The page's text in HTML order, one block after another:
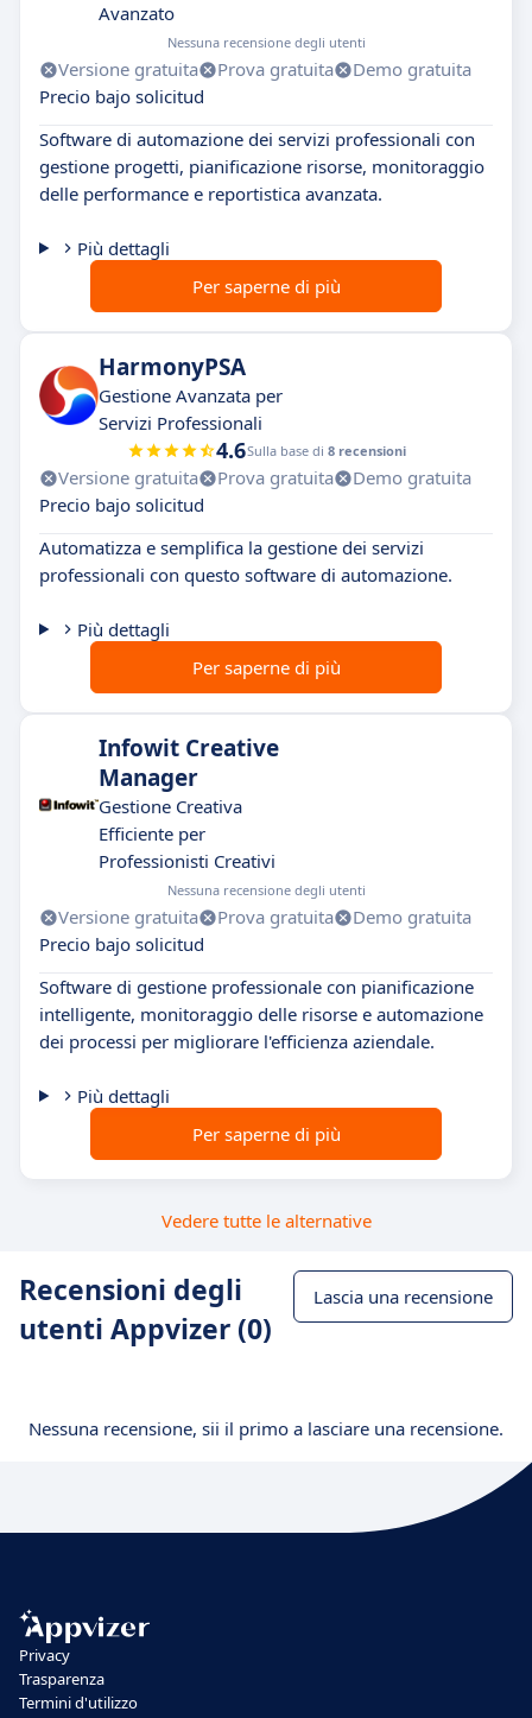
Avanzato
Nessuna recensione degli utenti
Versione gratuita Prova gratuita
Demo gratuita
Precio bajo solicitud
Software di automazione dei servizi professionali con
gestione progetti, pianificazione risorse, monitoraggio
delle performance e reportistica avanzata.
Più dettagli
Per saperne di più
HarmonyPSA
Gestione Avanzata per
Servizi Professionali
4.6Sulla base di 8 recensioni
Versione gratuita Prova gratuita
Demo gratuita
Precio bajo solicitud
Automatizza e semplifica la gestione dei servizi
professionali con questo software di automazione.
Più dettagli
Per saperne di più
Infowit Creative
Manager
Gestione Creativa
Efficiente per
Professionisti Creativi
Nessuna recensione degli utenti
Versione gratuita Prova gratuita
Demo gratuita
Precio bajo solicitud
Software di gestione professionale con pianificazione
intelligente, monitoraggio delle risorse e automazione
dei processi per migliorare l'efficienza aziendale.
Più dettagli
Per saperne di più
Vedere tutte le alternative
Recensioni degli
utenti Appvizer (0)
Lascia una recensione
Nessuna recensione, sii il primo a lasciare una recensione.
Privacy
Trasparenza
Termini d'utilizzo